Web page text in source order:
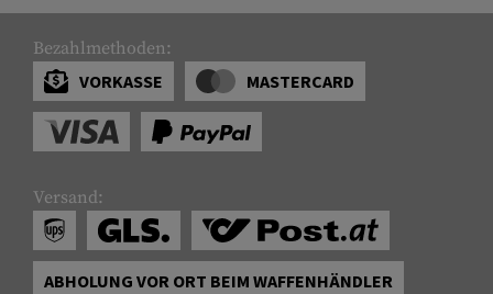
Bezahlmethoden:
VORKASSE
MASTERCARD
Versand:
ABHOLUNG VOR ORT BEIM WAFFENHÄNDLER